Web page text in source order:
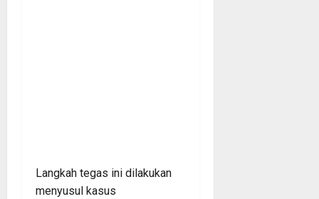
Langkah tegas ini dilakukan
menyusul kasus